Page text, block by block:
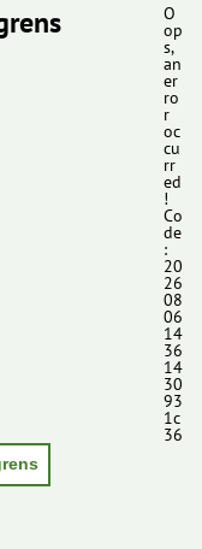
O
op
s,
an
er
ro
r
oc
cu
rr
ed
!
Co
de
:
20
26
08
06
14
36
14
30
93
1c
36